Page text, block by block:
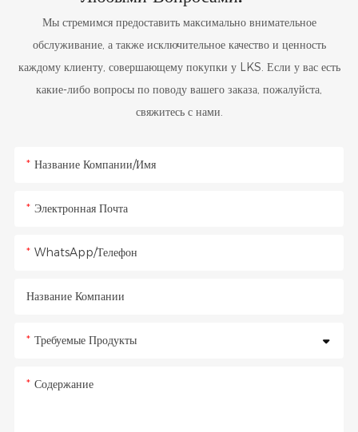
Мы стремимся предоставить максимально внимательное
обслуживание, а также исключительное качество и ценность
каждому клиенту, совершающему покупки у LKS. Если у вас есть
какие-либо вопросы по поводу вашего заказа, пожалуйста,
свяжитесь с нами.
Название Компании/Имя
Электронная Почта
WhatsApp/Телефон
Название Компании
Требуемые Продукты
Содержание